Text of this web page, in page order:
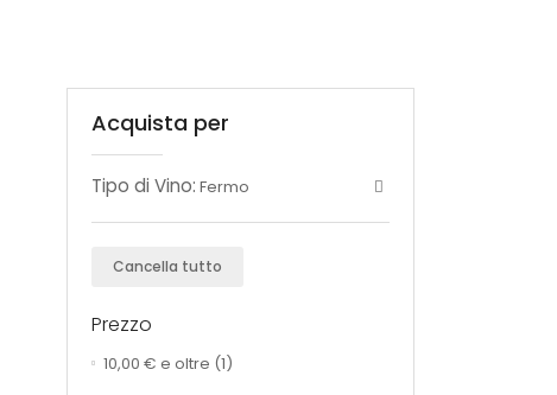
Acquista per
Tipo di Vino: Fermo
Cancella tutto
Prezzo
10,00 € e oltre (1)